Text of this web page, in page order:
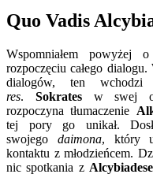
Quo Vadis
Wspomniałem powyżej
rozpoczęciu całego
dialogów, ten
res. Sokrates w swej
rozpoczyna tłumaczenie
tej pory go unikał.
swojego daimona, który
kontaktu z młodzieńcem.
nic spotkania z